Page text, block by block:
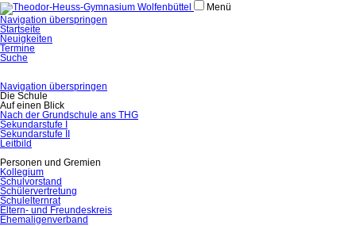
Menü
Navigation überspringen
Startseite
Neuigkeiten
Termine
Suche
Navigation überspringen
Die Schule
Auf einen Blick
Nach der Grundschule ans THG
Sekundarstufe I
Sekundarstufe II
Leitbild
Personen und Gremien
Kollegium
Schulvorstand
Schülervertretung
Schulelternrat
Eltern- und Freundeskreis
Ehemaligenverband